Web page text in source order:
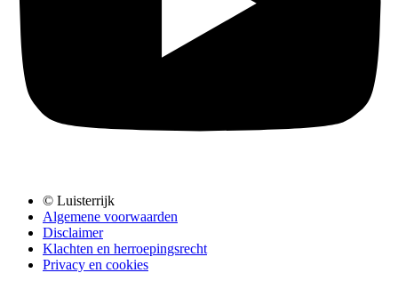
© Luisterrijk
Algemene voorwaarden
Disclaimer
Klachten en herroepingsrecht
Privacy en cookies